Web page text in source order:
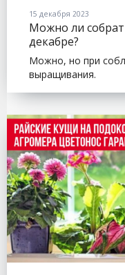
15 декабря 2023
Можно ли
декабре?
Можно, но при
выращивания.